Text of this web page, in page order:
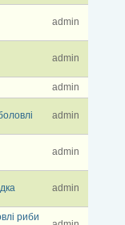
admin
admin
admin
admin
admin
admin
риби